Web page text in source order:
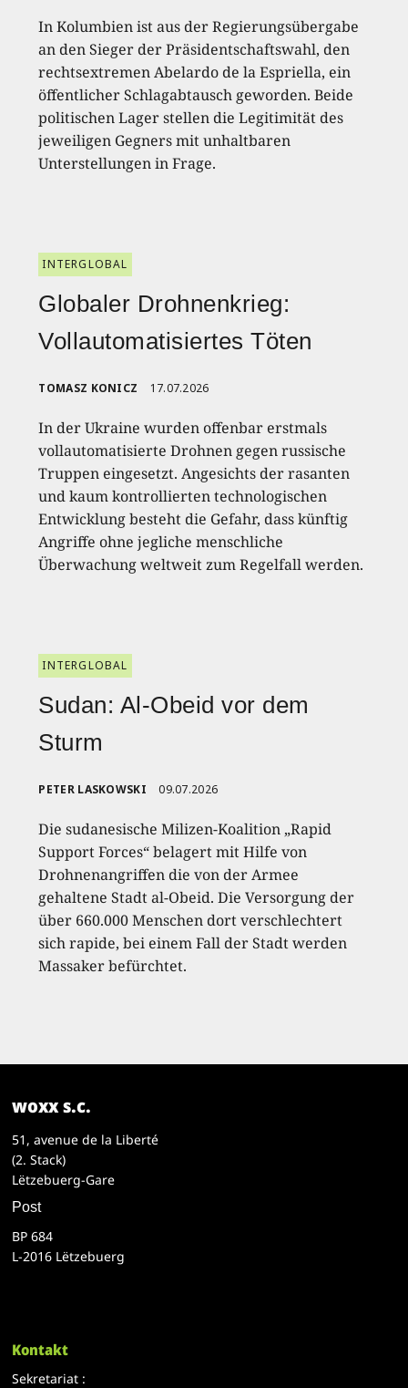
In Kolumbien ist aus der Regierungsübergabe
an den Sieger der Präsidentschaftswahl, den
rechtsextremen Abelardo de la Espriella, ein
öffentlicher Schlagabtausch geworden. Beide
politischen Lager stellen die Legitimität des
jeweiligen Gegners mit unhaltbaren
Unterstellungen in Frage.
INTERGLOBAL
Globaler Drohnenkrieg:
Vollautomatisiertes Töten
TOMASZ KONICZ 17.07.2026
In der Ukraine wurden offenbar erstmals
vollautomatisierte Drohnen gegen russische
Truppen eingesetzt. Angesichts der rasanten
und kaum kontrollierten technologischen
Entwicklung besteht die Gefahr, dass künftig
Angriffe ohne jegliche menschliche
Überwachung weltweit zum Regelfall werden.
INTERGLOBAL
Sudan: Al-Obeid vor dem
Sturm
PETER LASKOWSKI 09.07.2026
Die sudanesische Milizen-Koalition „Rapid
Support Forces“ belagert mit Hilfe von
Drohnenangriffen die von der Armee
gehaltene Stadt al-Obeid. Die Versorgung der
über 660.000 Menschen dort verschlechtert
sich rapide, bei einem Fall der Stadt werden
Massaker befürchtet.
woxx s.c.
51, avenue de la Liberté
(2. Stack)
Lëtzebuerg-Gare
Post
BP 684
L-2016 Lëtzebuerg
Kontakt
Sekretariat :